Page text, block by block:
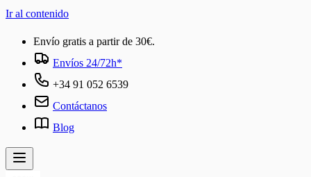
Ir al contenido
Envío gratis a partir de 30€.
Envíos 24/72h*
+34 91 052 6539
Contáctanos
Blog